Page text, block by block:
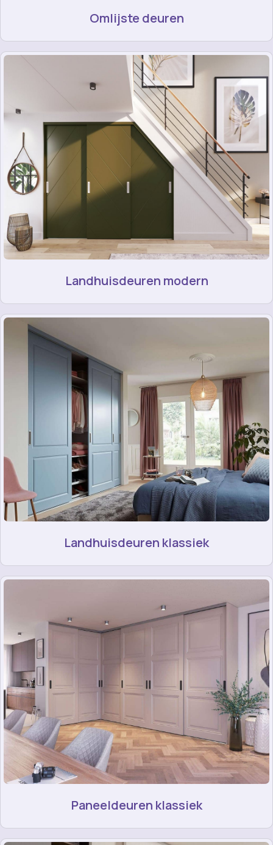
Omlijste deuren
Landhuisdeuren modern
Landhuisdeuren klassiek
Paneeldeuren klassiek